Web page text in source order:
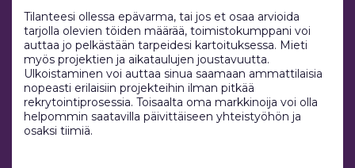
Tilanteesi ollessa epävarma, tai jos et osaa arvioida
tarjolla olevien töiden määrää, toimistokumppani voi
auttaa jo pelkästään tarpeidesi kartoituksessa. Mieti
myös projektien ja aikataulujen joustavuutta.
Ulkoistaminen voi auttaa sinua saamaan ammattilaisia
nopeasti erilaisiin projekteihin ilman pitkää
rekrytointiprosessia. Toisaalta oma markkinoija voi olla
helpommin saatavilla päivittäiseen yhteistyöhön ja
osaksi tiimiä.